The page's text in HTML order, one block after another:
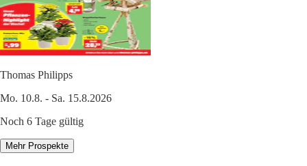
Thomas Philipps
Mo. 10.8. - Sa. 15.8.2026
Noch 6 Tage gültig
Mehr Prospekte